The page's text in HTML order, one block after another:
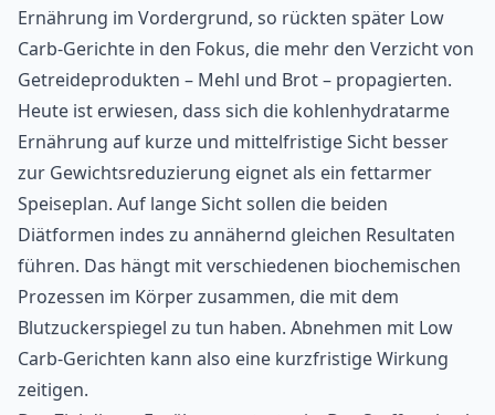
Ernährung im Vordergrund, so rückten später Low
Carb-Gerichte in den Fokus, die mehr den Verzicht von
Getreideprodukten – Mehl und Brot – propagierten.
Heute ist erwiesen, dass sich die kohlenhydratarme
Ernährung auf kurze und mittelfristige Sicht besser
zur Gewichtsreduzierung eignet als ein fettarmer
Speiseplan. Auf lange Sicht sollen die beiden
Diätformen indes zu annähernd gleichen Resultaten
führen. Das hängt mit verschiedenen biochemischen
Prozessen im Körper zusammen, die mit dem
Blutzuckerspiegel zu tun haben. Abnehmen mit Low
Carb-Gerichten kann also eine kurzfristige Wirkung
zeitigen.